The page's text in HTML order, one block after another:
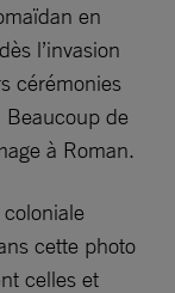
en
l’invasion
cérémonies
Beaucoup de
à Roman.
cette photo
celles et